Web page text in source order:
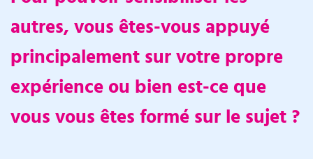
autres, vous êtes-vous appuyé
principalement sur votre propre
expérience ou bien est-ce que
vous vous êtes formé sur le sujet ?